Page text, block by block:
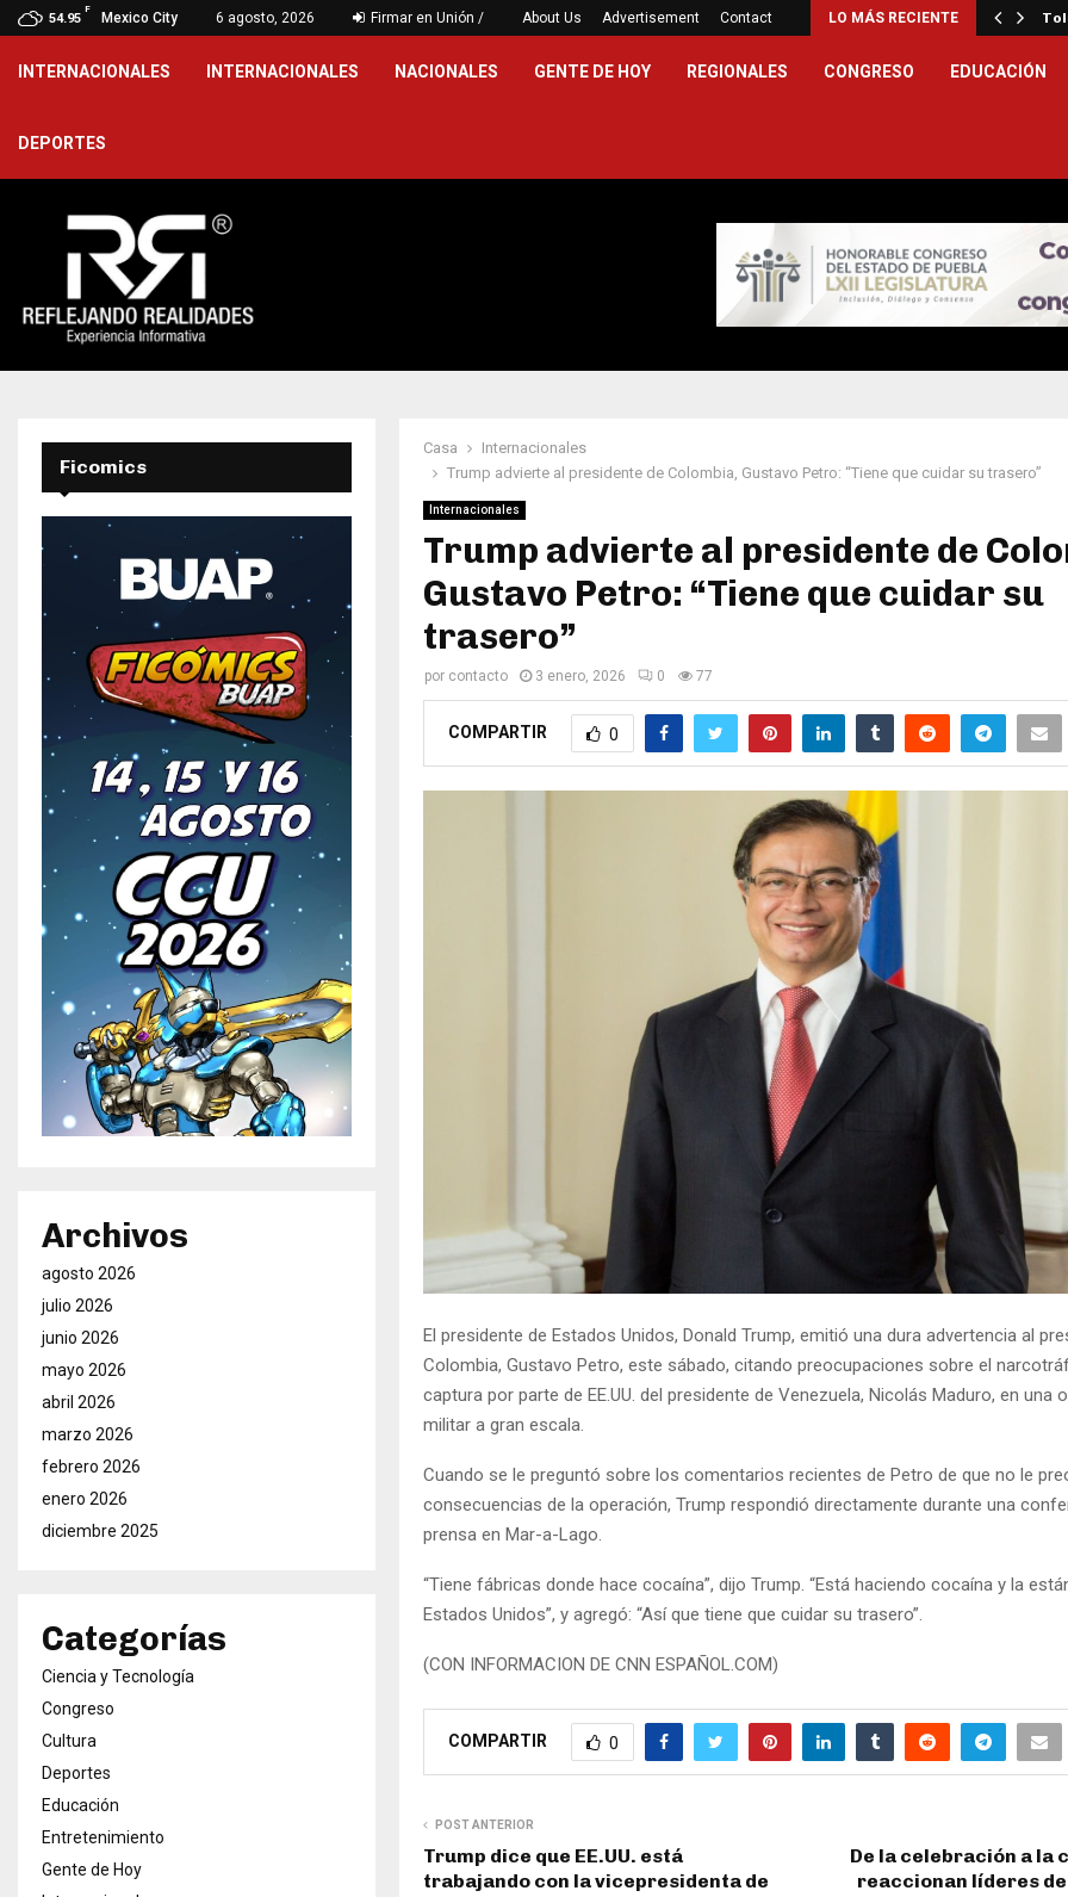
54.95
F
Mexico City 6 agosto, 2026 Firmar en Unión / About Us Advertisement Contact LO MÁS RECIENTE
salud y bienestar… Gobierno estatal garantiza atención médica especializada a…
INTERNACIONALES INTERNACIONALES NACIONALES GENTE DE HOY REGIONALES CONGRESO EDUCACIÓN
DEPORTES
Casa
Internacionales
Trump advierte al presidente de Colombia, Gustavo Petro: “Tiene que cuidar su trasero”
Internacionales
Trump advierte al presidente de
Gustavo Petro: “Tiene que cuidar su
trasero”
por contacto 3 enero, 2026 0 77
COMPARTIR 0
El presidente de Estados Unidos, Donald Trump, emitió una dura advertencia al
Colombia, Gustavo Petro, este sábado, citando preocupaciones sobre el
captura por parte de EE.UU. del presidente de Venezuela, Nicolás Maduro, en una
militar a gran escala.
Cuando se le preguntó sobre los comentarios recientes de Petro de que no le
consecuencias de la operación, Trump respondió directamente durante una
prensa en Mar-a-Lago.
“Tiene fábricas donde hace cocaína”, dijo Trump. “Está haciendo cocaína y la
Estados Unidos”, y agregó: “Así que tiene que cuidar su trasero”.
(CON INFORMACION DE CNN ESPAÑOL.COM)
COMPARTIR 0
POST ANTERIOR
Trump dice que EE.UU. está
trabajando con la vicepresidenta de
De la celebración a la
reaccionan líderes
Ficomics
Archivos
agosto 2026
julio 2026
junio 2026
mayo 2026
abril 2026
marzo 2026
febrero 2026
enero 2026
diciembre 2025
Categorías
Ciencia y Tecnología
Congreso
Cultura
Deportes
Educación
Entretenimiento
Gente de Hoy